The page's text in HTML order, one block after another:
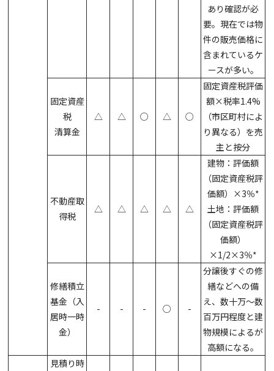
あり確認が必
要。現在では物
件の販売価格に
含まれているケ
ースが多い。
固定資産
税
清算金
△ △ ○ △ ○
固定資産税評価
額×税率1.4%
（市区町村によ
り異なる）を売
主と按分
不動産取
得税
△ △ △ △ △
建物：評価額
（固定資産税評
価額）×3％*
土地：評価額
（固定資産税評
価額）
×1/2×3％*
修繕積立
基金（入
居時一時
金）
- - - ○ -
分譲後すぐの修
繕などへの備
え、数十万～数
百万円程度と建
物規模によるが
高額になる。
見積り時